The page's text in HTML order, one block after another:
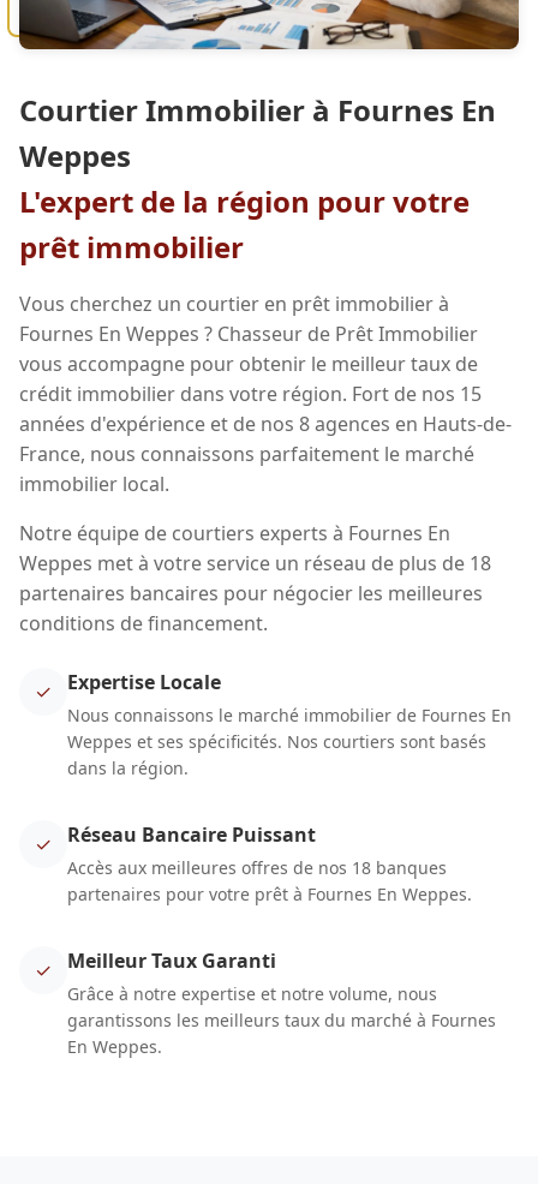
Courtier Immobilier à Fournes En
Weppes
L'expert de la région pour votre
prêt immobilier
Vous cherchez un courtier en prêt immobilier à
Fournes En Weppes ? Chasseur de Prêt Immobilier
vous accompagne pour obtenir le meilleur taux de
crédit immobilier dans votre région. Fort de nos 15
années d'expérience et de nos 8 agences en Hauts-de-
France, nous connaissons parfaitement le marché
immobilier local.
Notre équipe de courtiers experts à Fournes En
Weppes met à votre service un réseau de plus de 18
partenaires bancaires pour négocier les meilleures
conditions de financement.
✓ Expertise Locale
Nous connaissons le marché immobilier de Fournes En
Weppes et ses spécificités. Nos courtiers sont basés
dans la région.
✓ Réseau Bancaire Puissant
Accès aux meilleures offres de nos 18 banques
partenaires pour votre prêt à Fournes En Weppes.
✓ Meilleur Taux Garanti
Grâce à notre expertise et notre volume, nous
garantissons les meilleurs taux du marché à Fournes
En Weppes.